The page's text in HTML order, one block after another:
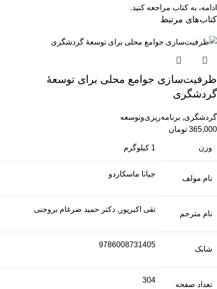
ادامه، به کتاب مراجعه کنید.
کتاب‌های مرتبط
ظرفیت‌‌سازی جوامع محلی برای توسعۀ
گردشگری
گردشگری, برنامه‌ریزی‌وتوسعه
365,000 تومان
وزن 1 کیلوگرم
نام مولف
جیانا ماسکاردو
نام مترجم
تقی اکبرپور, دکتر حمید ضرغام بروجنی
شابک
9786008731405
تعداد صفحه
304